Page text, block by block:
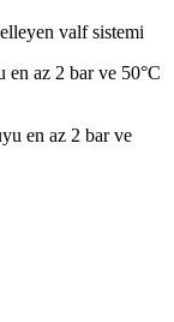
valf sistemi
en az 2 bar ve 50°C
en az 2 bar ve